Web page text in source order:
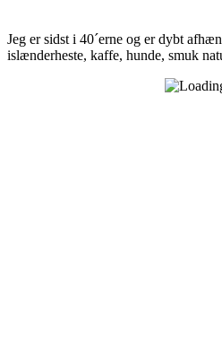
Jeg er sidst i 40´erne og er dybt
islænderheste, kaffe, hunde, smuk